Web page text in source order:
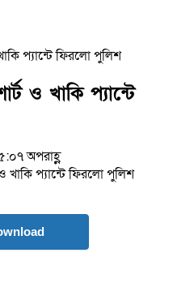
প্যান্টে ফিরলো পুলিশ
ও খাকি প্যান্টে
অপরাহ্ণ